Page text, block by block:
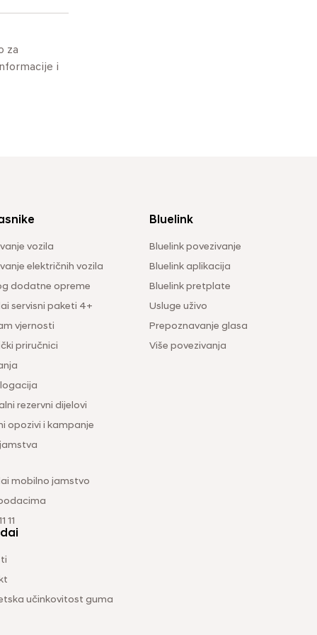
za
i
vozila
električnih vozila
dodatne opreme
servisni paketi 4+
vjernosti
priručnici
rezervni dijelovi
opozivi i kampanje
mobilno jamstvo
11
Bluelink
Bluelink povezivanje
Bluelink aplikacija
Bluelink pretplate
Usluge uživo
Prepoznavanje glasa
Više povezivanja
učinkovitost guma